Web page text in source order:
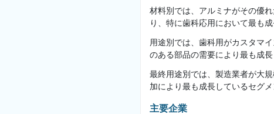
材料別では、アルミナがその優
り、特に歯科応用において最も
用途別では、歯科用がカスタマ
のある部品の需要により最も成長
最終用途別では、製造業者が大
加により最も成長しているセグメ
主要企業